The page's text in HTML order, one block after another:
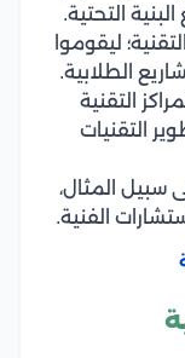
التحتية.
ليقوموا
الطلابية.
التقنية
التقنيات
المثال،
الفنية.